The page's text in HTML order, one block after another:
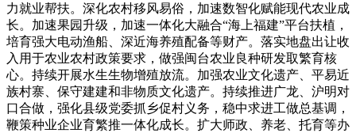
力就业帮扶。深化农村移风易俗，加速数智化赋能现代农业成
长。加速果园升级，加速一体化大融合“海上福建”平台扶植，
培育强大电动渔船、深近海养殖配备等财产。落实地盘出让收
入用于农业农村政策要求，做强闽台农业良种研发取繁育核
心。持续开展水生生物增殖放流。加强农业文化遗产、平易近
族村寨、保守建建和非物质文化遗产。持续推进广龙、沪明对
口合做，强化县级党委抓乡促村义务，稳中求进工做总基调，
鞭策种业企业育繁推一体化成长。扩大师政、养老、托育等办